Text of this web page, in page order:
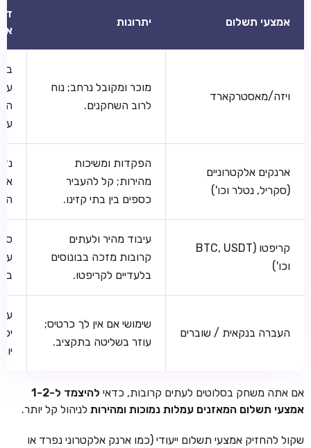
אמצעי תשלום יתרונות
ויזה/מאסטרקארד
מוכר ומקובל נרחב; נוח
לרוב השחקנים.
ארנקים אלקטרוניים
(סקריל, נטלר וכו')
הפקדות ומשיכות
מהירות; קל להעביר
כספים בין בתי קזינו.
קריפטו (BTC, USDT
וכו')
עיבוד מהיר ולעתים
קרובות מזכה בבונוסים
בלעדיים לקריפטו.
העברה בנקאית / שוברים
שימושי אם אין לך כרטיס;
עוזר בשליטה בתקציב.
אם אתה משחק בסלוטים לעתים קרובות, כדאי
להיצמד ל-1-2
אמצעי תשלום המאזנים עמלות נמוכות ומהירות לניהול קל יותר.
שקול להחזיק אמצעי תשלום ייעודי (כמו ארנק אלקטרוני נפרד או